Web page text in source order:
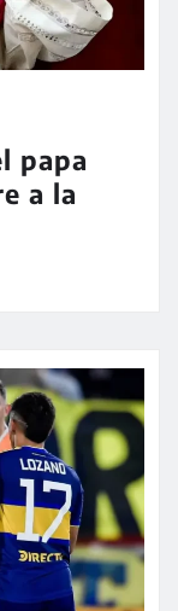
papa
a la